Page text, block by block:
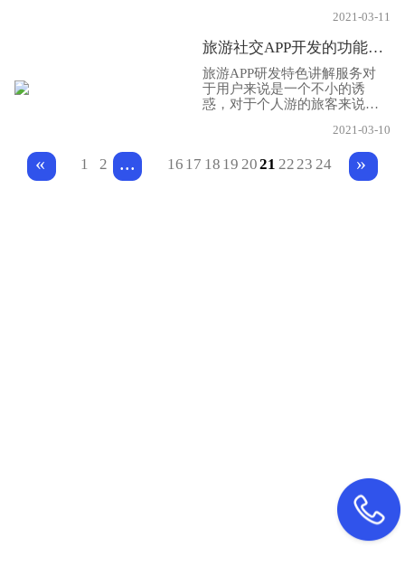
始进军这一块市场中，“共享经
济”的风潮已经吹进了图书行
业，因此，共享图书App开发
也开始应运而生。那么共享图
书App开发有什么优势呢，下
面小编就给大家分享一下，希
望帮助大家!
2021-03-11
旅游社交APP开发的功能主要有哪些！
旅游APP研发特色讲解服务对
于用户来说是一个不小的诱
惑，对于个人游的旅客来说，
不小的开支，旅游APP通过与
景点合作，根据APP游客的数
量设定充裕的导游，专门为AP
P游客提供讲解服务，游客只需
2021-03-10
« 1 2 ... 16 17 18 19 2021 2223 24 »